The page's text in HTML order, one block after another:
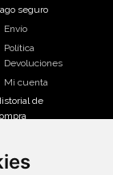
seguro
Envío
Política
Devoluciones
Mi cuenta
de